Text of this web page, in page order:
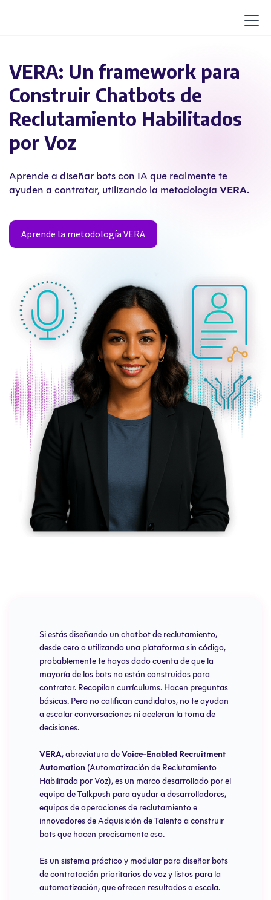
VERA: Un framework para
Construir Chatbots de
Reclutamiento Habilitados
por Voz
Aprende a diseñar bots con IA que realmente te
ayuden a contratar, utilizando la metodología VERA.
Aprende la metodología VERA
Si estás diseñando un chatbot de reclutamiento,
desde cero o utilizando una plataforma sin código,
probablemente te hayas dado cuenta de que la
mayoría de los bots no están construidos para
contratar. Recopilan currículums. Hacen preguntas
básicas. Pero no califican candidatos, no te ayudan
a escalar conversaciones ni aceleran la toma de
decisiones.
VERA, abreviatura deVoice-Enabled Recruitment
Automation (Automatización de Reclutamiento
Habilitada por Voz), es un marco desarrollado por el
equipo de Talkpush para ayudar a desarrolladores,
equipos de operaciones de reclutamiento e
innovadores de Adquisición de Talento a construir
bots que hacen precisamente eso.
Es un sistema práctico y modular para diseñar bots
de contratación prioritarios de voz y listos para la
automatización, que ofrecen resultados a escala.